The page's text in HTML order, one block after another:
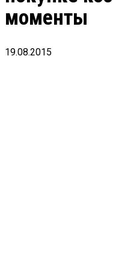
моменты
19.08.2015